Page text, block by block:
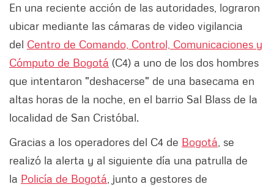
En una reciente acción de las autoridades, lograron
ubicar mediante las cámaras de video vigilancia
del Centro de Comando, Control, Comunicaciones y
Cómputo de Bogotá (C4) a uno de los dos hombres
que intentaron "deshacerse" de una basecama en
altas horas de la noche, en el barrio Sal Blass de la
localidad de San Cristóbal.
Gracias a los operadores del C4 de Bogotá , se
realizó la alerta y al siguiente día una patrulla de
la Policía de Bogotá , junto a gestores de